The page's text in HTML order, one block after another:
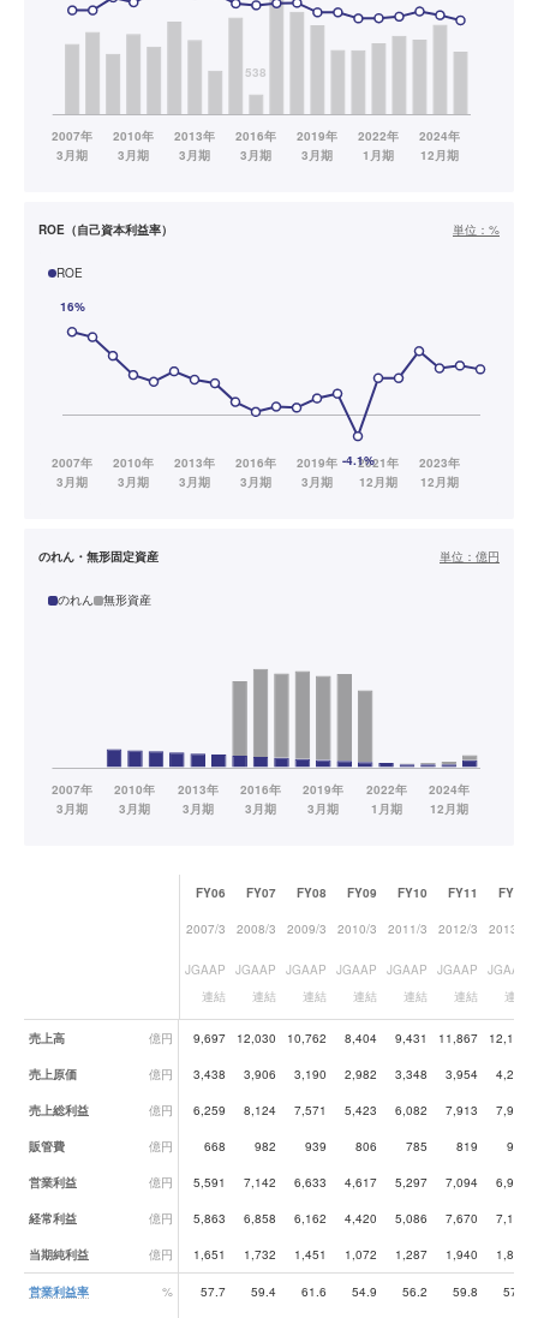
ROE（自己資本利益率） 単位： %
ROE
のれん・無形固定資産 単位： 億円
のれん 無形資産
業績データ一覧
FY06 FY07 FY08 FY09 FY10 FY11 FY12
2007/3 2008/3 2009/3 2010/3 2011/3 2012/3 2013/3
JGAAP
連結
JGAAP
連結
JGAAP
連結
JGAAP
連結
JGAAP
連結
JGAAP
連結
JGAAP
連結
売上高 億円 9,697 12,030 10,762 8,404 9,431 11,867 12,165
売上原価 億円 3,438 3,906 3,190 2,982 3,348 3,954 4,263
売上総利益 億円 6,259 8,124 7,571 5,423 6,082 7,913 7,902
販管費 億円 668 982 939 806 785 819 968
営業利益 億円 5,591 7,142 6,633 4,617 5,297 7,094 6,934
経常利益 億円 5,863 6,858 6,162 4,420 5,086 7,670 7,181
当期純利益 億円 1,651 1,732 1,451 1,072 1,287 1,940 1,830
営業利益率 % 57.7 59.4 61.6 54.9 56.2 59.8 57.0